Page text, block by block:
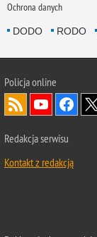
Ochrona danych
DODO RODO
Policjaonline
Redakcja serwisu
Kontakt z redakcją